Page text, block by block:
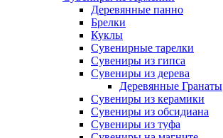
Деревянные панно
Брелки
Куклы
Сувенирные тарелки
Сувениры из гипса
Сувениры из дерева
Деревянные Гранаты
Сувениры из керамики
Сувениры из обсидиана
Сувениры из туфа